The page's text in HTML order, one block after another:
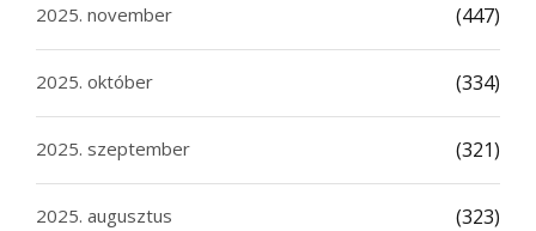
2025. november (447)
2025. október (334)
2025. szeptember (321)
2025. augusztus (323)